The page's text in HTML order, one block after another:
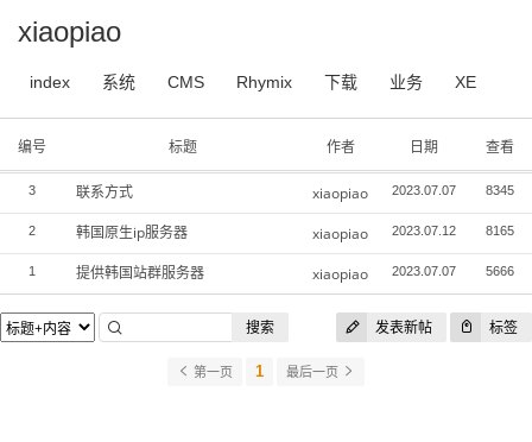
xiaopiao
index 系统 CMS Rhymix 下载 业务 XE
编号 标题 作者 日期 查看
3 联系方式 xiaopiao 2023.07.07 8345
2 韩国原生ip服务器 xiaopiao 2023.07.12 8165
1 提供韩国站群服务器 xiaopiao 2023.07.07 5666
发表新帖 标签
搜索
第一页 1 最后一页